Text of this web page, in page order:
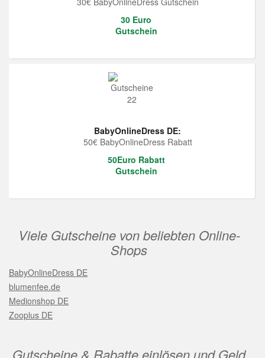
30 Euro
Gutschein
BabyOnlineDress DE:
50€ BabyOnlineDress Rabatt
50Euro Rabatt
Gutschein
Viele Gutscheine von beliebten Online-
Shops
BabyOnlineDress DE
blumenfee.de
Medionshop DE
Zooplus DE
Gutscheine & Rabatte einlösen und Geld